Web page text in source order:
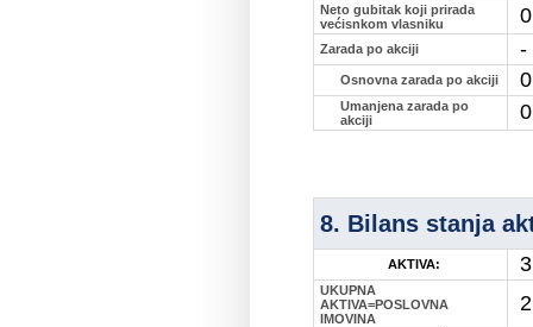
Neto gubitak koji prirada
većisnkom vlasniku
0
Zarada po akciji -
Osnovna zarada po akciji 0
Umanjena zarada po
akciji
0
8. Bilans stanja
AKTIVA:
UKUPNA
AKTIVA=POSLOVNA
IMOVINA